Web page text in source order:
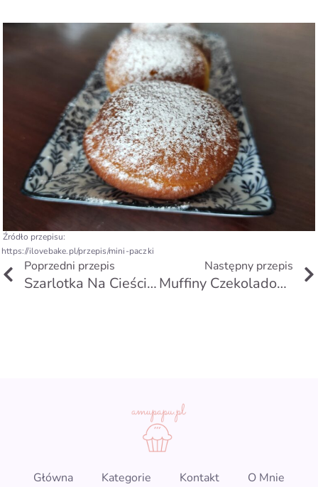
Źródło przepisu:
https://ilovebake.pl/przepis/mini-paczki
Prev
Poprzedni przepis
Szarlotka Na Cieście Krucho-Drożdżowym
Następny przepis
Muffiny Czekoladowe
Główna Kategorie Kontakt O Mnie